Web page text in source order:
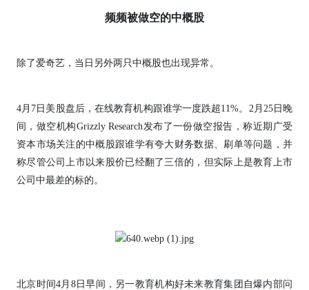
频频被做空的中概股
除了爱奇艺，当日另外两只中概股也出现异常。
4月7日美股盘后，在线教育机构跟谁学一度跌超11%。2月25日晚
间，做空机构Grizzly Research发布了一份做空报告，称近期广受
资本市场关注的中概股跟谁学有夸大财务数据、刷单等问题，并
称尽管公司上市以来股价已经翻了三倍的，但实际上是教育上市
公司中最差的标的。
北京时间4月8日早间，另一教育机构好未来教育集团自爆内部问